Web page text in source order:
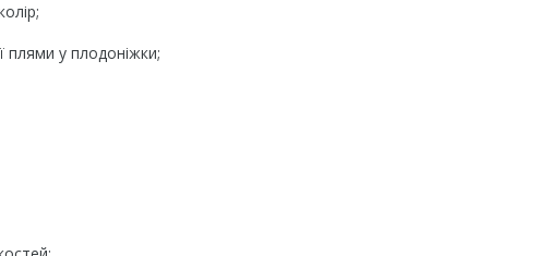
плями у плодоніжки;